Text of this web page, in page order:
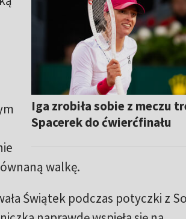
Iga zrobiła sobie z meczu
Spacerek do ćwierćfinału
walkę.
Świątek podczas potyczki z